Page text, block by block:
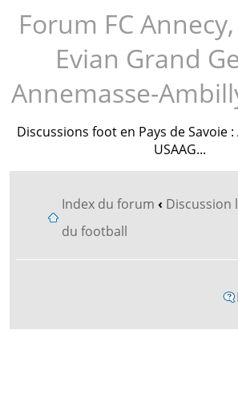
INSTAGRAM
Forum FC
Evian Grand
Annemasse-
Discussions foot en Pays de Savoie :
USAAG...
Index du forum ‹ Discussion
du football